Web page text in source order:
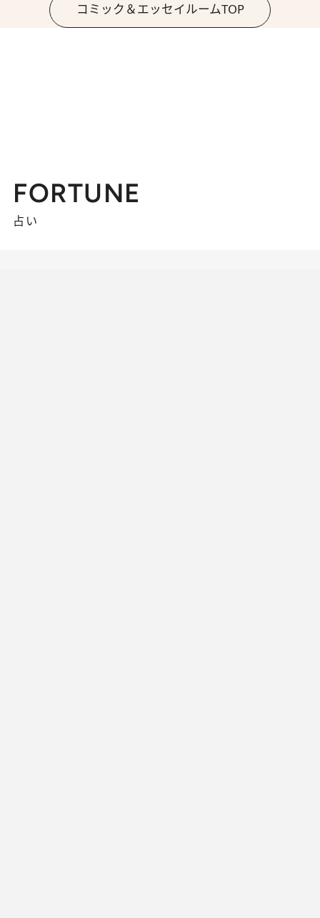
コミック＆エッセイルームTOP
FORTUNE
占い